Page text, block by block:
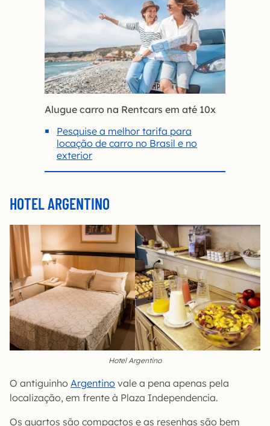
Alugue carro na Rentcars em até 10x
Pesquise a melhor tarifa para
locação de carro no Brasil e no
exterior
HOTEL ARGENTINO
Hotel Argentino
O antiguinho Argentino vale a pena apenas pela
localização, em frente à Plaza Independencia.
Os quartos são compactos e as resenhas são bem